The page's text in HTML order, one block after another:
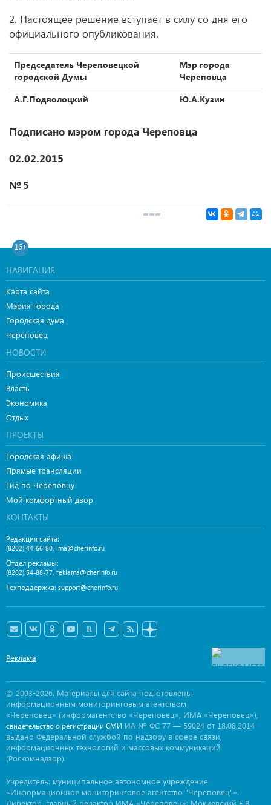
2. Настоящее решение вступает в силу со дня его
официального опубликования.
Председатель Череповецкой
городской Думы
Мэр города
Череповца
А.Г.Подволоцкий
Ю.А.Кузин
Подписано мэром города Череповца
02.02.2015
№ 5
16+
НАВИГАЦИЯ
Карта сайта
Мэрия города
Городская дума
Череповец
НОВОСТИ
Происшествия
Власть
Экономика
Отдых
ПРОЕКТЫ
Городская афиша
Прямые трансляции
Гид по Череповцу
Мой комфортный двор
КОНТАКТЫ
Редакция сайта:
(8202) 44-66-80, ima@cherinfo.ru
Отдел рекламы:
(8202) 54-88-77, reklama@cherinfo.ru
Техподдержка: support@cherinfo.ru
Реклама
© 2003-2026. Материалы для сайта подготовлены
информационным мониторинговым агентством
«Череповец» (информагентство «Череповец», ИМА «Череповец»),
свидетельство о регистрации СМИ ИА № ФС 77 — 59024 от 18.08.2014
выдано Федеральной службой по надзору в сфере связи,
информационных технологий и массовых коммуникаций
(Роскомнадзор).
Учредитель: муниципальное автономное учреждение
«Информационное мониторинговое агентство "Череповец"».
Директор, главный редактор ИМА «Череповец»: Мокиевский Е.В.